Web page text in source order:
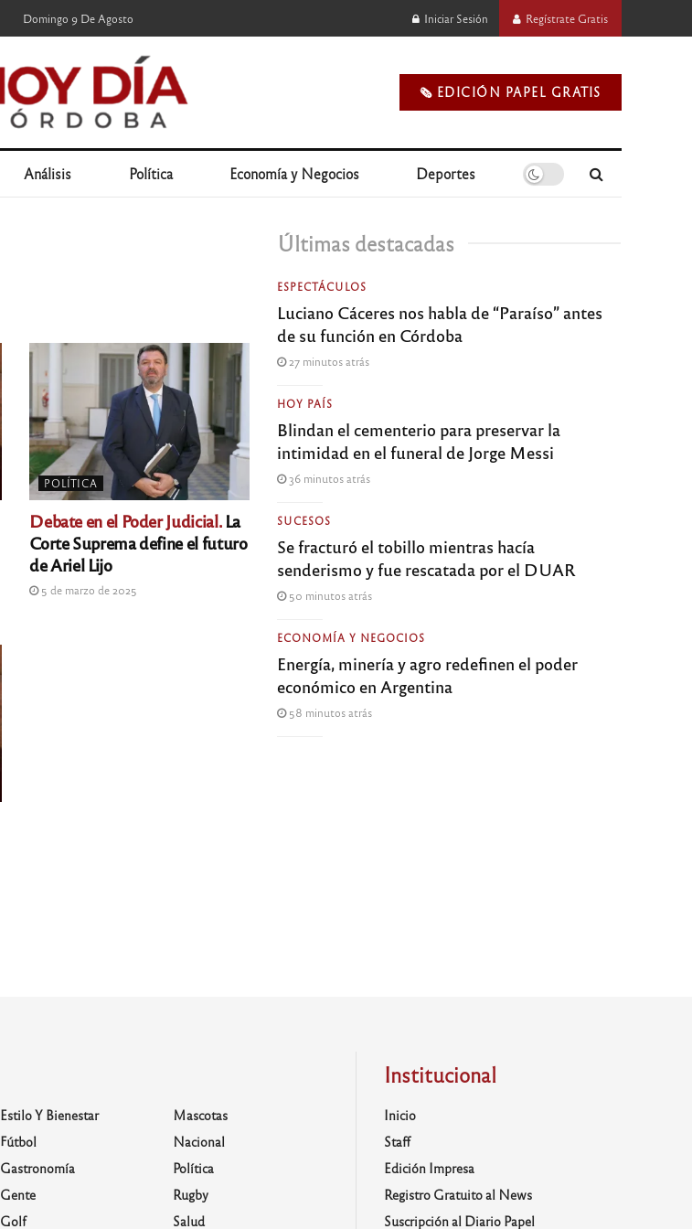
Domingo 9 De Agosto Iniciar Sesión Regístrate Gratis
🗞️ EDICIÓN PAPEL GRATIS
Análisis Política Economía y Negocios Deportes
POLÍTICA
Debate en el Poder Judicial.La
Corte Suprema define el futuro
de Ariel Lijo
5 de marzo de 2025
Últimas destacadas
ESPECTÁCULOS
Luciano Cáceres nos habla de “Paraíso” antes
de su función en Córdoba
27 minutos atrás
HOY PAÍS
Blindan el cementerio para preservar la
intimidad en el funeral de Jorge Messi
36 minutos atrás
SUCESOS
Se fracturó el tobillo mientras hacía
senderismo y fue rescatada por el DUAR
50 minutos atrás
ECONOMÍA Y NEGOCIOS
Energía, minería y agro redefinen el poder
económico en Argentina
58 minutos atrás
Estilo Y Bienestar
Fútbol
Gastronomía
Gente
Golf
Mascotas
Nacional
Política
Rugby
Salud
Institucional
Inicio
Staff
Edición Impresa
Registro Gratuito al News
Suscripción al Diario Papel